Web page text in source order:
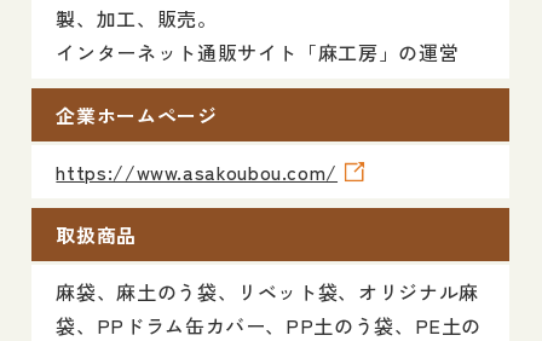
製、加工、販売。
インターネット通販サイト「麻工房」の運営
企業ホームページ
https://www.asakoubou.com/
取扱商品
麻袋、麻土のう袋、リベット袋、オリジナル麻
袋、PPドラム缶カバー、PP土のう袋、PE土の